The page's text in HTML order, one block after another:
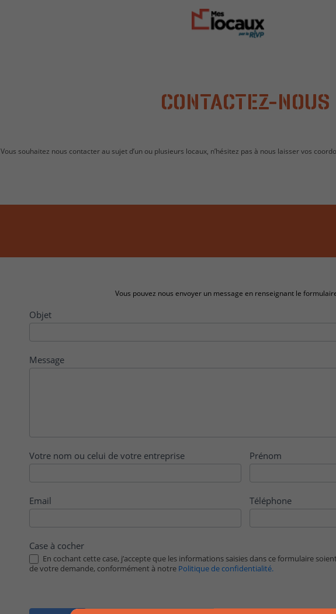
CONTACTEZ-NOUS
Vous souhaitez nous contacter au sujet d’un ou plusieurs locaux, n’hésitez pas à nous laisser vos
Vous pouvez nous envoyer un message en renseignant le
Contact
Objet
Message
Votre nom ou celui de votre entreprise Prénom
Email Téléphone
Case à cocher
En cochant cette case, j’accepte que les informations saisies dans ce formulaire
de votre demande, conformément à notre Politique de confidentialité.